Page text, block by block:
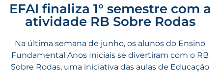
EFAI finaliza 1° semestre com a
atividade RB Sobre Rodas
Na última semana de junho, os alunos do Ensino
Fundamental Anos Iniciais se divertiram com o RB
Sobre Rodas, uma iniciativa das aulas de Educação